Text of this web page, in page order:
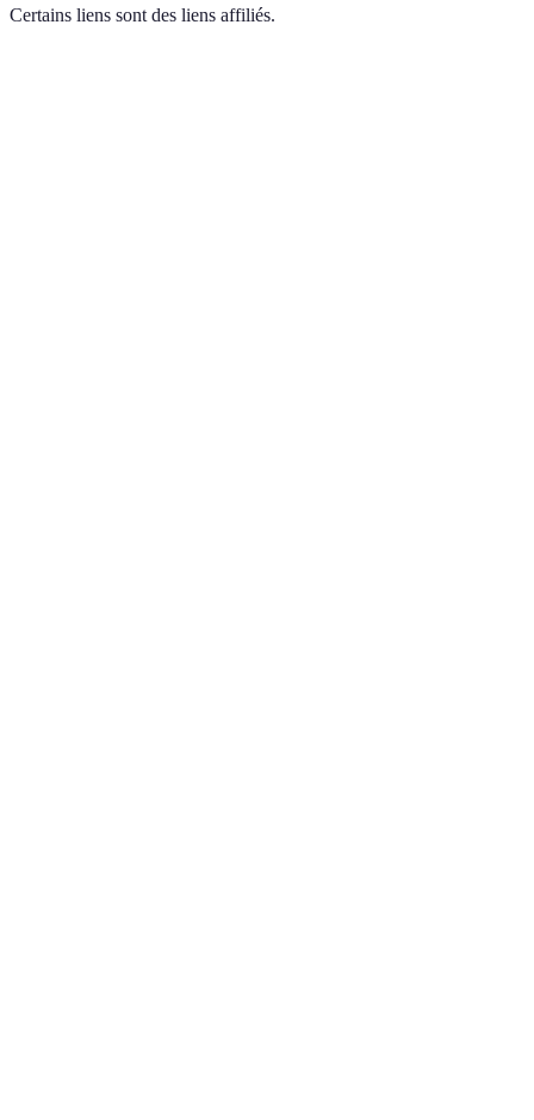
Certains liens sont des liens affiliés.